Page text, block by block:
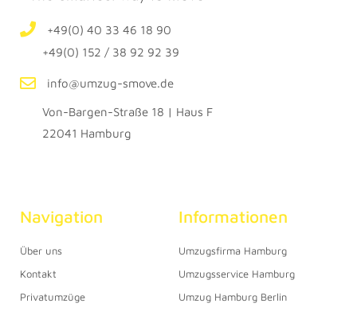
+49(0) 40 33 46 18 90
+49(0) 152 / 38 92 92 39
info@umzug-smove.de
Von-Bargen-Straße 18 | Haus F
22041 Hamburg
Navigation
Über uns
Kontakt
Privatumzüge
Informationen
Umzugsfirma Hamburg
Umzugsservice Hamburg
Umzug Hamburg Berlin